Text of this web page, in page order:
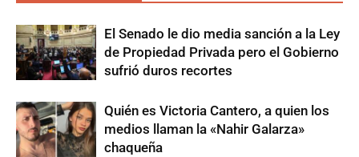
El Senado le dio media sanción a la Ley
de Propiedad Privada pero el Gobierno
sufrió duros recortes
Quién es Victoria Cantero, a quien los
medios llaman la «Nahir Galarza»
chaqueña